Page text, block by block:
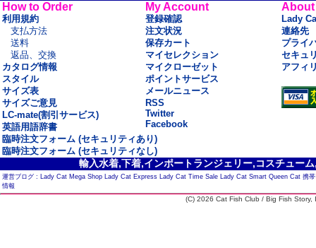
How to Order
利用規約
支払方法
送料
返品、交換
カタログ情報
スタイル
サイズ表
サイズご意見
LC-mate(割引サービス)
英語用語辞書
My Account
登録確認
注文状況
保存カート
マイセレクション
マイクローゼット
ポイントサービス
メールニュース
RSS
Twitter
Facebook
About
Lady
連絡先
プライ
セキュ
アフィ
臨時注文フォーム (セキュリティあり)
臨時注文フォーム (セキュリティなし)
輸入水着,下着,インポートランジェリー,コスチュー
運営ブログ : Lady Cat Mega Shop Lady Cat Express Lady Cat Time Sale Lady Cat Smart Queen Cat 携
情報
(C) 2026 Cat Fish Club / Big Fish Story,